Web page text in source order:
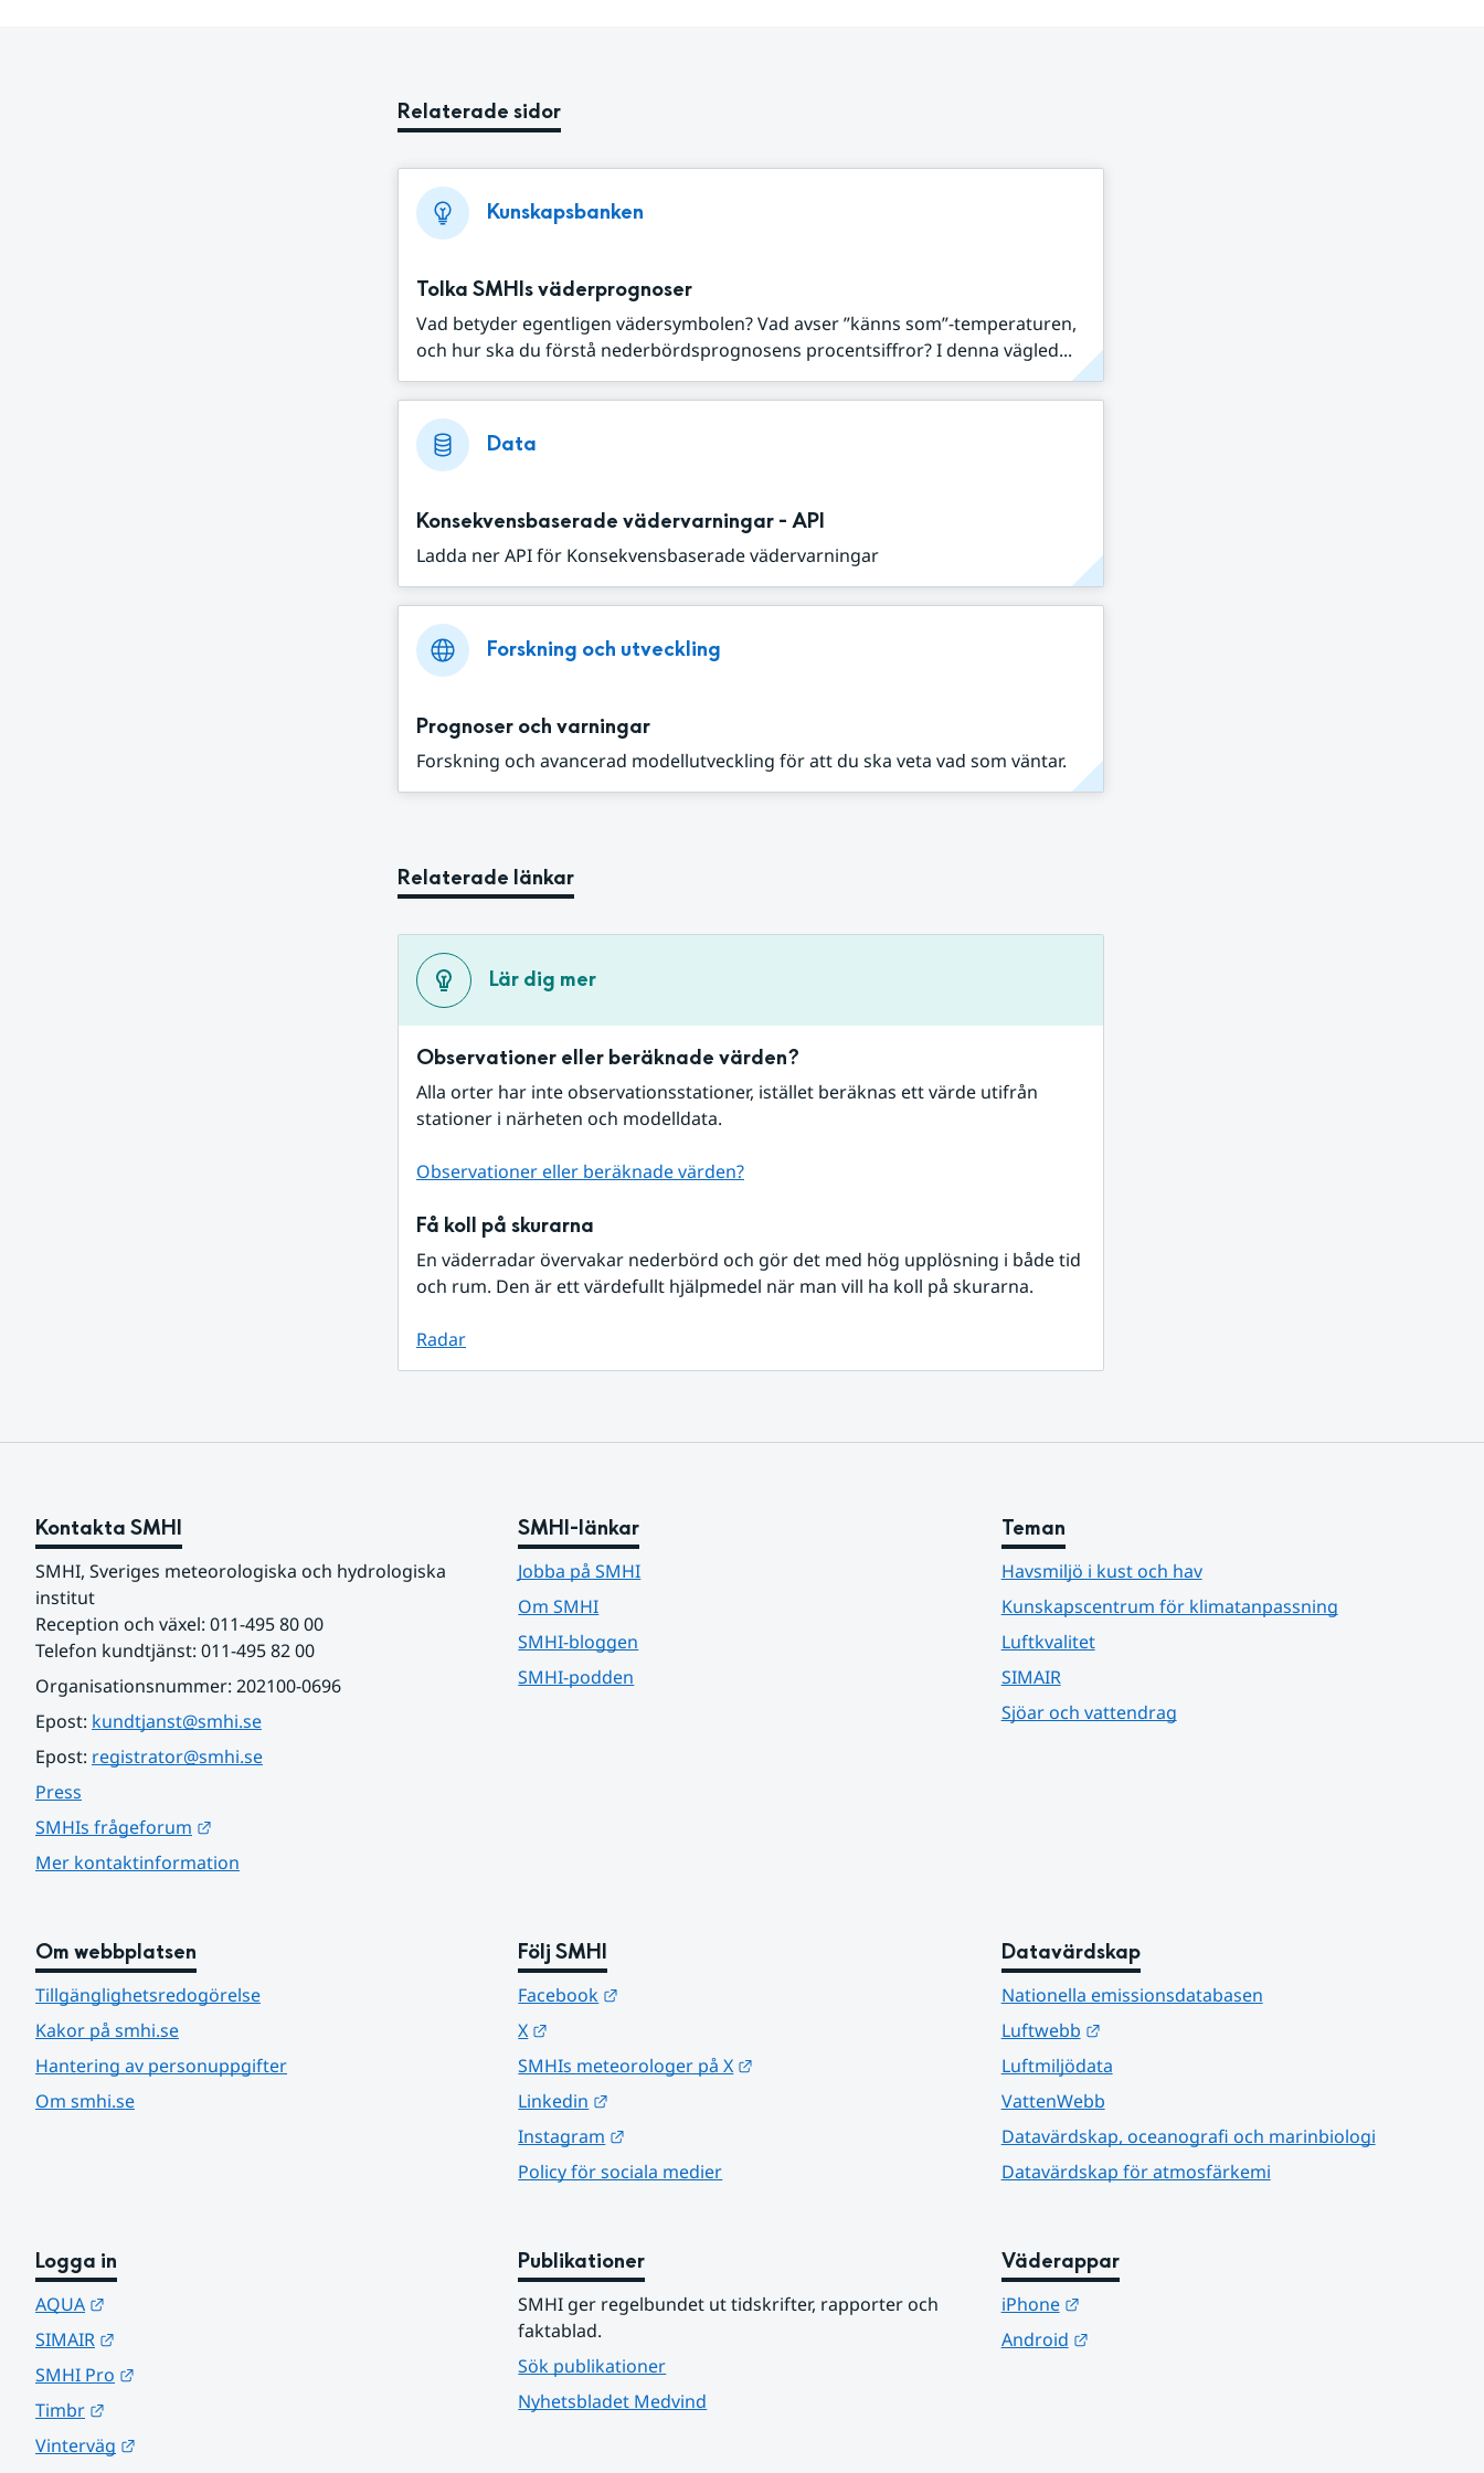
Relaterade sidor
Kunskapsbanken
Tolka SMHIs väderprognoser
Vad betyder egentligen vädersymbolen? Vad avser ”känns som”-temperaturen,
och hur ska du förstå nederbördsprognosens procentsiffror? I denna vägled...
Data
Konsekvensbaserade vädervarningar - API
Ladda ner API för Konsekvensbaserade vädervarningar
Forskning och utveckling
Prognoser och varningar
Forskning och avancerad modellutveckling för att du ska veta vad som väntar.
Relaterade länkar
Lär dig mer
Observationer eller beräknade värden?
Alla orter har inte observationsstationer, istället beräknas ett värde utifrån
stationer i närheten och modelldata.
Observationer eller beräknade värden?
Få koll på skurarna
En väderradar övervakar nederbörd och gör det med hög upplösning i både tid
och rum. Den är ett värdefullt hjälpmedel när man vill ha koll på skurarna.
Radar
Kontakta SMHI
SMHI, Sveriges meteorologiska och hydrologiska
institut
Reception och växel: 011-495 80 00
Telefon kundtjänst: 011-495 82 00
Organisationsnummer: 202100-0696
Epost: kundtjanst@smhi.se
Epost: registrator@smhi.se
Press
SMHIs frågeforum
Mer kontaktinformation
SMHI-länkar
Jobba på SMHI
Om SMHI
SMHI-bloggen
SMHI-podden
Teman
Havsmiljö i kust och hav
Kunskapscentrum för klimatanpassning
Luftkvalitet
SIMAIR
Sjöar och vattendrag
Om webbplatsen
Tillgänglighetsredogörelse
Kakor på smhi.se
Hantering av personuppgifter
Om smhi.se
Följ SMHI
Facebook
X
SMHIs meteorologer på X
Linkedin
Instagram
Policy för sociala medier
Datavärdskap
Nationella emissionsdatabasen
Luftwebb
Länk till annan webbplats.
Luftmiljödata
VattenWebb
Datavärdskap, oceanografi och marinbiologi
Datavärdskap för atmosfärkemi
Logga in
AQUA
SIMAIR
SMHI Pro
Timbr
Vinterväg
Publikationer
SMHI ger regelbundet ut tidskrifter, rapporter och
faktablad.
Sök publikationer
Nyhetsbladet Medvind
Väderappar
iPhone
Länk till annan webbplats.
Android
Länk till annan webbplats.